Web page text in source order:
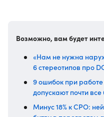
Возможно, вам будет
«Нам не нужна
6 стереотипов про
9 ошибок при
допускают почти
Минус 18% к CPO: